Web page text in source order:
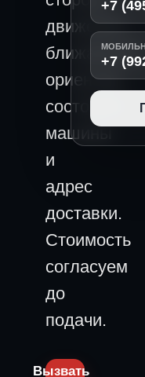
движения,
ближайший
ориентир,
состояние
машины
и
адрес
доставки.
Стоимость
согласуем
до
подачи.
Вызвать
+7
+7